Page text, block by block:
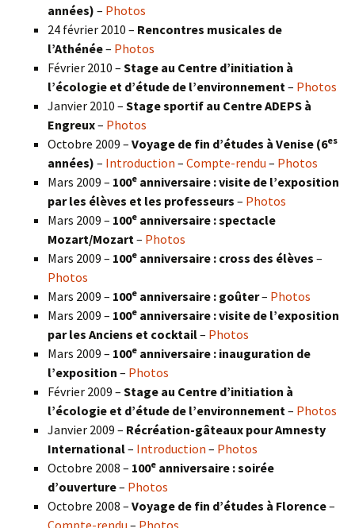
années) – Photos
24 février 2010 – Rencontres musicales de
l’Athénée– Photos
Février 2010 – Stage au Centre d’initiation à
l’écologie et d’étude de l’environnement – Photos
Janvier 2010 – Stage sportif au Centre ADEPS à
Engreux– Photos
Octobre 2009 – Voyage de fin d’études à Venise (6es
années) – Introduction – Compte-rendu – Photos
Mars 2009 – 100e anniversaire : visite de l’exposition
par les élèves et les professeurs – Photos
Mars 2009 – 100e anniversaire : spectacle
Mozart/Mozart – Photos
Mars 2009 – 100e anniversaire : cross des élèves –
Photos
Mars 2009 – 100e anniversaire : goûter– Photos
Mars 2009 – 100e anniversaire : visite de l’exposition
par les Anciens et cocktail– Photos
Mars 2009 – 100e anniversaire : inauguration de
l’exposition – Photos
Février 2009 – Stage au Centre d’initiation à
l’écologie et d’étude de l’environnement – Photos
Janvier 2009 – Récréation-gâteaux pour Amnesty
International– Introduction – Photos
Octobre 2008 – 100e anniversaire : soirée
d’ouverture– Photos
Octobre 2008 – Voyage de fin d’études à Florence–
Compte-rendu – Photos